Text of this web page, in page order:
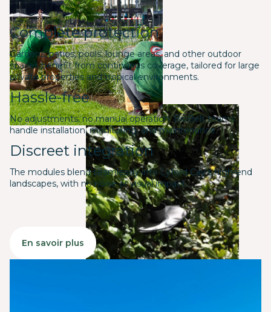
Complete protection
Gardens, patios, pools, lounge areas, and other outdoor
spaces benefit from continuous coverage, tailored for large
private properties and tropical environments.
Hassle-free
No adjustments, no manual operation. BioBelt teams
handle installation, monitoring, and maintenance.
Discreet integration
The modules blend seamlessly into Lyford Cay's high-end
landscapes, with no noise or visual impact.
En savoir plus